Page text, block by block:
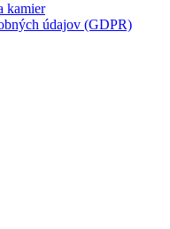
kamier
údajov (GDPR)